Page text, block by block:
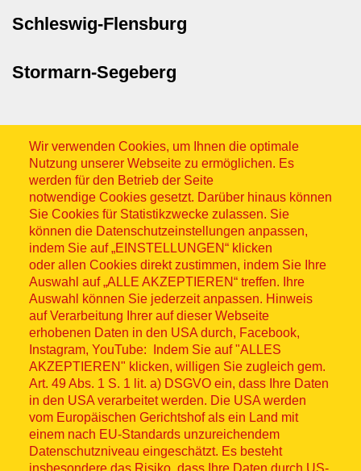
Schleswig-Flensburg
Stormarn-Segeberg
Wir verwenden Cookies, um Ihnen die optimale
Nutzung unserer Webseite zu ermöglichen. Es
werden für den Betrieb der Seite
notwendige Cookies gesetzt. Darüber hinaus können
Sie Cookies für Statistikzwecke zulassen. Sie
können die Datenschutzeinstellungen anpassen,
indem Sie auf „EINSTELLUNGEN“ klicken
oder allen Cookies direkt zustimmen, indem Sie Ihre
Auswahl auf „ALLE AKZEPTIEREN“ treffen. Ihre
Auswahl können Sie jederzeit anpassen. Hinweis
auf Verarbeitung Ihrer auf dieser Webseite
erhobenen Daten in den USA durch, Facebook,
Instagram, YouTube: Indem Sie auf "ALLES
AKZEPTIEREN" klicken, willigen Sie zugleich gem.
Art. 49 Abs. 1 S. 1 lit. a) DSGVO ein, dass Ihre Daten
in den USA verarbeitet werden. Die USA werden
vom Europäischen Gerichtshof als ein Land mit
einem nach EU-Standards unzureichendem
Datenschutzniveau eingeschätzt. Es besteht
Sitemap
© ASB 2026
Fußzeilenmenü
Impressum
Datenschutz
Kontakt
Hinweisgebersystem